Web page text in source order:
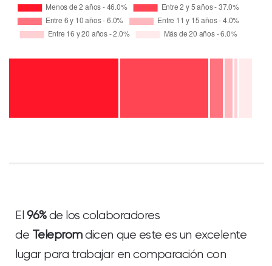
El 96%de los colaboradores
de Telepromdicen que este es un excelente
lugar para trabajar en comparación con